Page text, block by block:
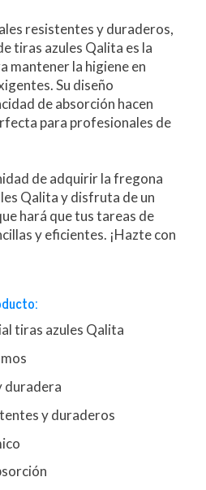
resistentes y duraderos,
tiras azules Qalita es la
mantener la higiene en
Su diseño
de absorción hacen
para profesionales de
de adquirir la fregona
Qalita y disfruta de un
hará que tus tareas de
y eficientes. ¡Hazte con
tiras azules Qalita
duradera
y duraderos